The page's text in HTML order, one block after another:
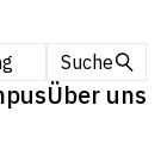
Suche
Über uns